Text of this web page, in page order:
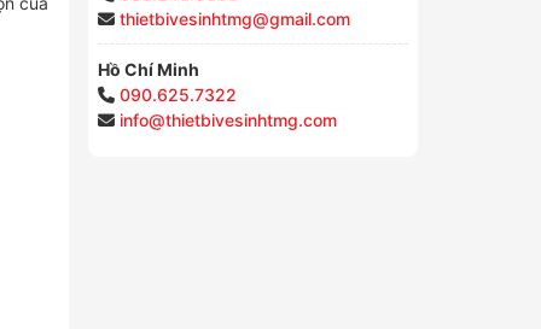
thietbivesinhtmg@gmail.com
Hồ Chí Minh
090.625.7322
info@thietbivesinhtmg.com